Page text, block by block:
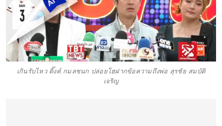
เกินรับไหว ดิ๊งค์ กมลชนก ปล่อยโฮฝากข้อความถึงพ่อ สุรชัย สมบัติ
เจริญ